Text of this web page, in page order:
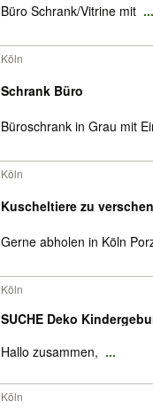
Büro Schrank/Vitrine mit ...
Köln
Schrank Büro
Büroschrank in Grau mit
Köln
Kuscheltiere zu
Gerne abholen in Köln
Köln
SUCHE Deko
Hallo zusammen, ...
Köln